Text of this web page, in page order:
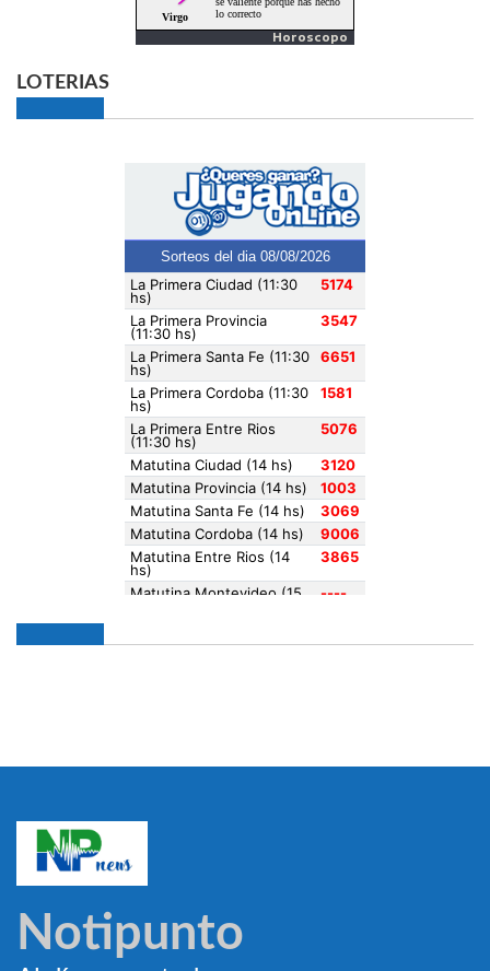
Horoscopo
LOTERIAS
Notipunto